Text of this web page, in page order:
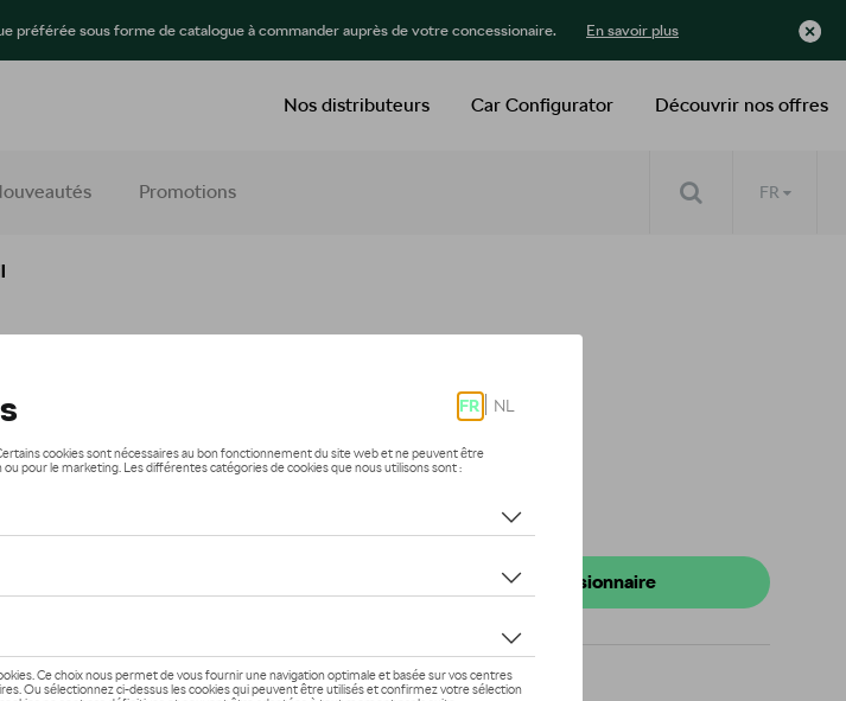
préférée sous forme de catalogue à commander auprès de votre concessionaire. En savoir plus
Promotions
Découvrir nos offres
Car Configurator
Nos distributeurs
FR
95,00 €
Ce produit n'est actuellement pas de stock
Vérifiez la disponibilité auprès de votre concessionnaire
Description